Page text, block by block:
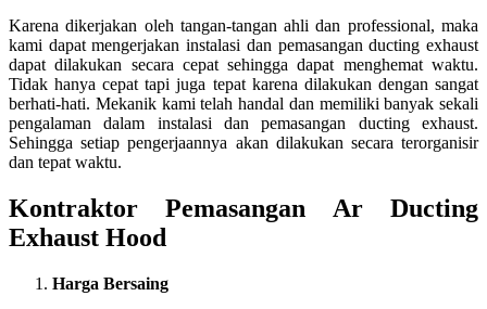
Karena dikerjakan oleh tangan-tangan ahli dan professional, maka
kami dapat mengerjakan instalasi dan pemasangan ducting exhaust
dapat dilakukan secara cepat sehingga dapat menghemat waktu.
Tidak hanya cepat tapi juga tepat karena dilakukan dengan sangat
berhati-hati. Mekanik kami telah handal dan memiliki banyak sekali
pengalaman dalam instalasi dan pemasangan ducting exhaust.
Sehingga setiap pengerjaannya akan dilakukan secara terorganisir
dan tepat waktu.
Kontraktor Pemasangan Ar Ducting
Exhaust Hood
Harga Bersaing